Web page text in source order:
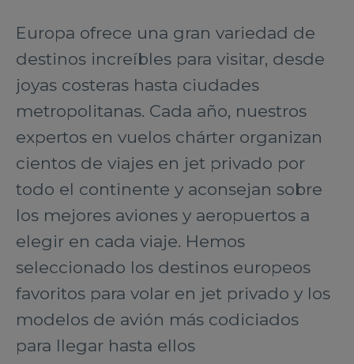
Europa ofrece una gran variedad de
destinos increíbles para visitar, desde
joyas costeras hasta ciudades
metropolitanas. Cada año, nuestros
expertos en vuelos chárter organizan
cientos de viajes en jet privado por
todo el continente y aconsejan sobre
los mejores aviones y aeropuertos a
elegir en cada viaje. Hemos
seleccionado los destinos europeos
favoritos para volar en jet privado y los
modelos de avión más codiciados
para llegar hasta ellos